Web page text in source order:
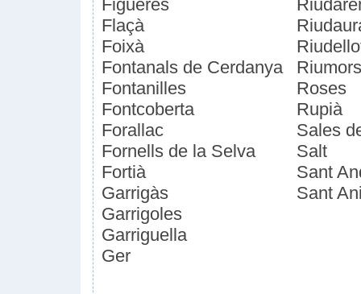
Figueres
Flaçà
Foixà
Fontanals de Cerdanya
Fontanilles
Fontcoberta
Forallac
Fornells de la Selva
Fortià
Garrigàs
Garrigoles
Garriguella
Ger
Riumors
Roses
Rupià
Sales
Salt
Sant
Sant